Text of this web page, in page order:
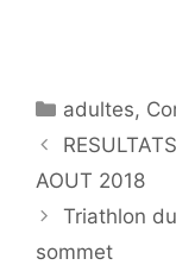
Catégories
adultes,
AOUT 2018
Triathlon
sommet